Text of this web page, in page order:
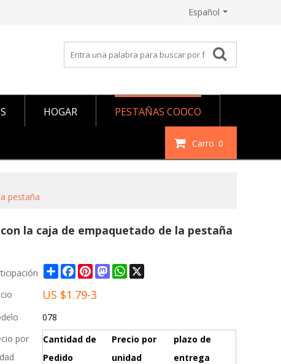
Español
HOGAR PESTAÑAS COOCO
Carro 0
pestaña
la caja de empaquetado de la pestaña
ShareFacebook
PinterestMastodonWhatsApp
US $1.79-3
078
por
Cantidad de
Pedido
Precio por
unidad
plazo de
entrega